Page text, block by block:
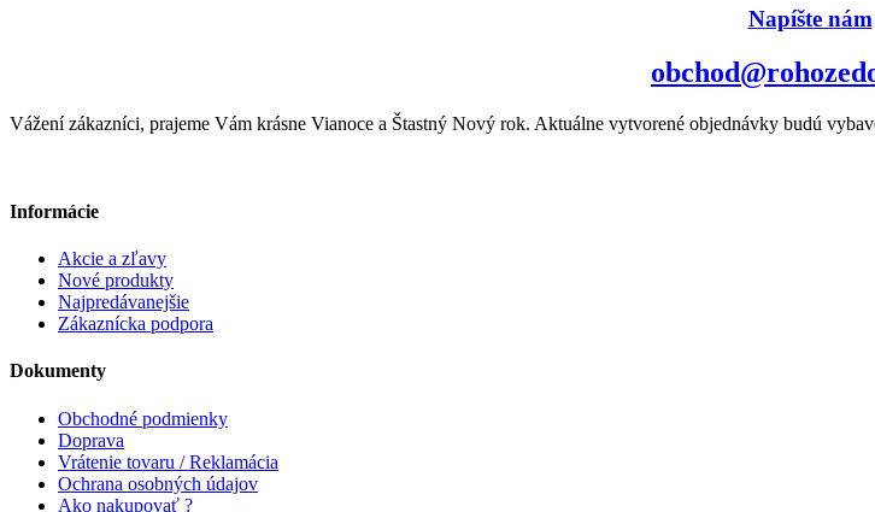
Napíšte nám
Vážení zákazníci, prajeme Vám krásne Vianoce a Štastný Nový rok. Aktuálne vytvorené objednávky budú
Informácie
Akcie a zľavy
Nové produkty
Najpredávanejšie
Zákaznícka podpora
Dokumenty
Obchodné podmienky
Doprava
Vrátenie tovaru / Reklamácia
Ochrana osobných údajov
Ako nakupovať ?